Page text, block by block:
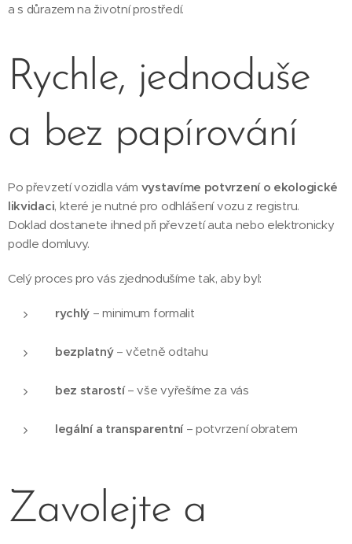
a s důrazem na životní prostředí.
Rychle, jednoduše
a bez papírování
Po převzetí vozidla vám vystavíme potvrzení o ekologické
likvidaci, které je nutné pro odhlášení vozu z registru.
Doklad dostanete ihned při převzetí auta nebo elektronicky
podle domluvy.
Celý proces pro vás zjednodušíme tak, aby byl:
rychlý – minimum formalit
bezplatný– včetně odtahu
bez starostí– vše vyřešíme za vás
legální a transparentní– potvrzení obratem
Zavolejte a